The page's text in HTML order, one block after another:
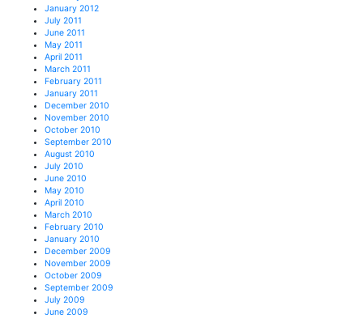
January 2012
July 2011
June 2011
May 2011
April 2011
March 2011
February 2011
January 2011
December 2010
November 2010
October 2010
September 2010
August 2010
July 2010
June 2010
May 2010
April 2010
March 2010
February 2010
January 2010
December 2009
November 2009
October 2009
September 2009
July 2009
June 2009